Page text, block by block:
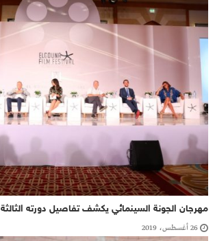
مهرجان الجونة السينمائي يكشف تفاصيل دورته الثالثة
26 أغسطس، 2019